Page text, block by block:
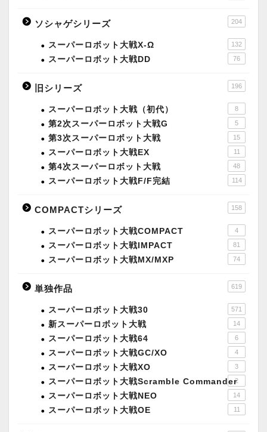
ソシャゲシリーズ 204
スーパーロボット大戦X-Ω 132
スーパーロボット大戦DD 76
旧シリーズ 196
スーパーロボット大戦（初代） 8
第2次スーパーロボット大戦G 5
第3次スーパーロボット大戦 15
スーパーロボット大戦EX 11
第4次スーパーロボット大戦 48
スーパーロボット大戦F/F完結 114
COMPACTシリーズ 158
スーパーロボット大戦COMPACT 4
スーパーロボット大戦IMPACT 81
スーパーロボット大戦MX/MXP 74
単独作品 619
スーパーロボット大戦30 571
新スーパーロボット大戦 14
スーパーロボット大戦64 6
スーパーロボット大戦GC/XO 4
スーパーロボット大戦XO 3
スーパーロボット大戦Scramble Commander2
スーパーロボット大戦NEO 14
スーパーロボット大戦OE 11